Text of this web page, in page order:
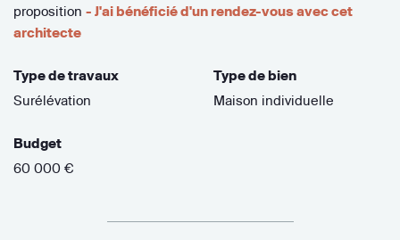
proposition - J'ai bénéficié d'un rendez-vous avec cet
architecte
Type de travaux
Surélévation
Type de bien
Maison individuelle
Budget
60 000 €